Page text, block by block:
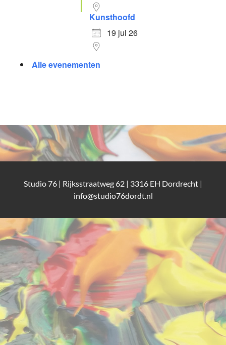
Kunsthoofd
19 jul 26
Alle evenementen
Studio 76 | Rijksstraatweg 62 | 3316 EH Dordrecht |
info@studio76dordt.nl